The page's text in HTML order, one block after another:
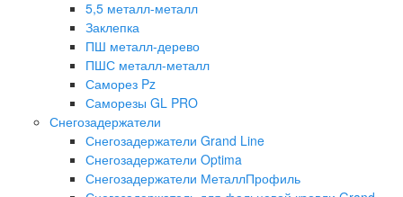
5,5 металл-металл
Заклепка
ПШ металл-дерево
ПШС металл-металл
Саморез Pz
Саморезы GL PRO
Снегозадержатели
Снегозадержатели Grand Line
Снегозадержатели Optima
Снегозадержатели МеталлПрофиль